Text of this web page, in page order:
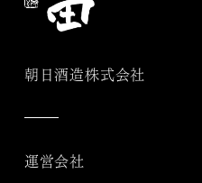
朝日酒造株式会社
運営会社